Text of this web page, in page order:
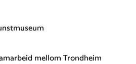
mellom Trondheim